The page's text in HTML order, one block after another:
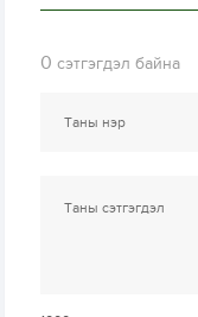
0 сэтгэгдэл байна